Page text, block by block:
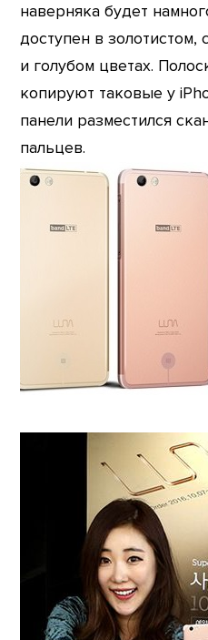
наверняка будет
доступен в
и голубом цветах.
копируют таковые у
панели разместился
пальцев.